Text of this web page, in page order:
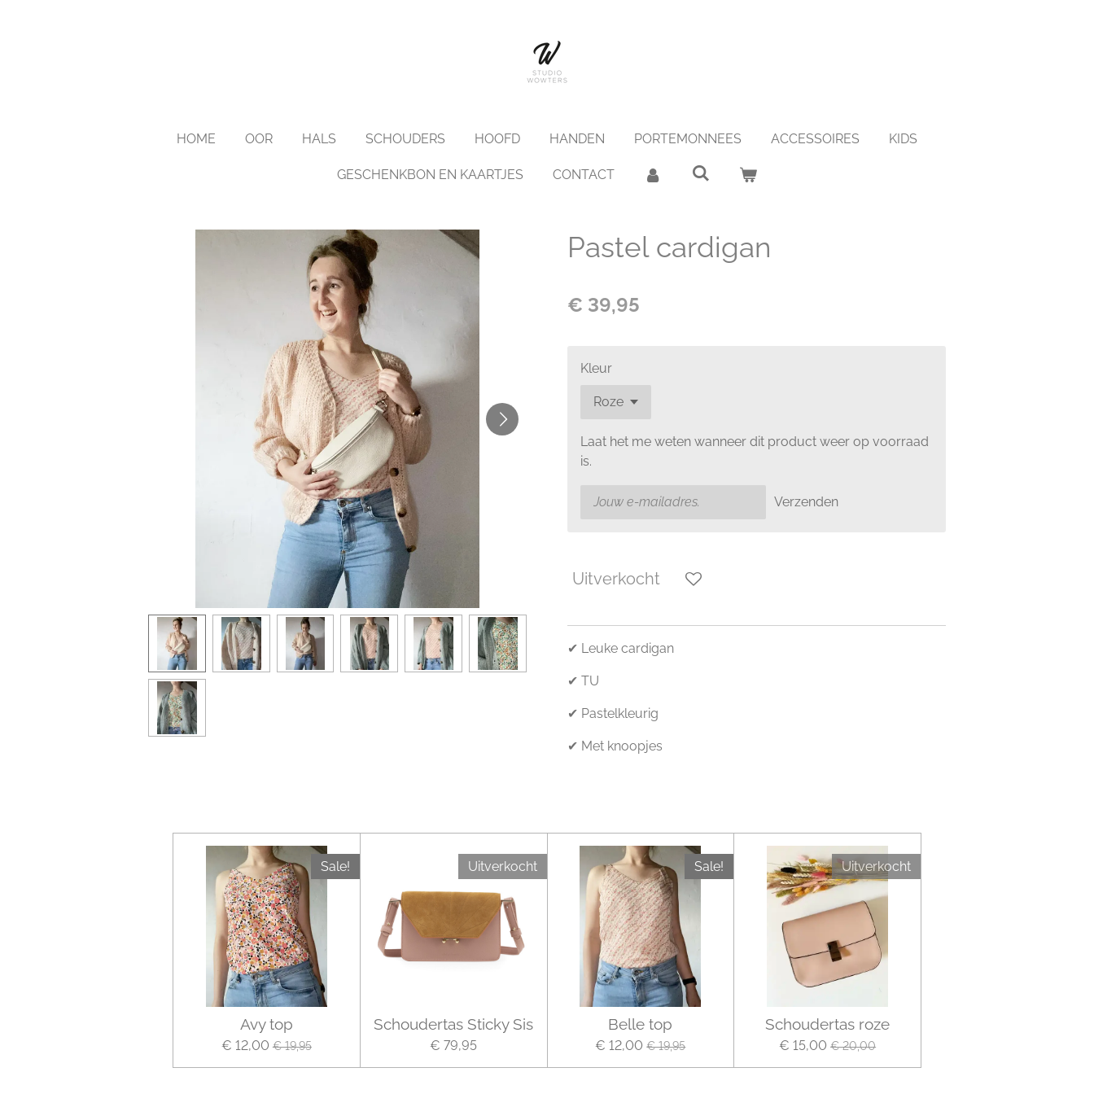
HOME OOR HALS SCHOUDERS HOOFD HANDEN PORTEMONNEES ACCESSOIRES KIDS
GESCHENKBON EN KAARTJES CONTACT
Pastel cardigan
€ 39,95
Kleur
Laat het me weten wanneer dit product weer op voorraad
is.
Verzenden
Uitverkocht
✔ Leuke cardigan
✔ TU
✔ Pastelkleurig
✔ Met knoopjes
Sale!
Avy top
€ 12,00 € 19,95
Uitverkocht
Schoudertas Sticky Sis
€ 79,95
Sale!
Belle top
€ 12,00 € 19,95
Uitverkocht
Schoudertas roze
€ 15,00 € 20,00